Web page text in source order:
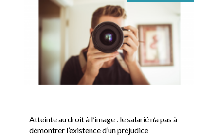
Atteinte au droit à l’image : le salarié n’a pas à
démontrer l’existence d’un préjudice